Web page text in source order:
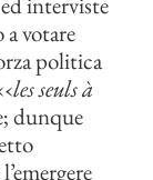
votare
politica
les seuls à
dunque